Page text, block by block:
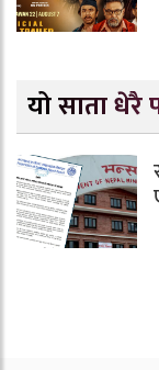
यो साता धेरै